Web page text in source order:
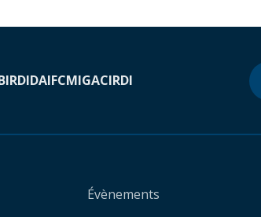
IDAIFCMIGACIRDI
Évènements